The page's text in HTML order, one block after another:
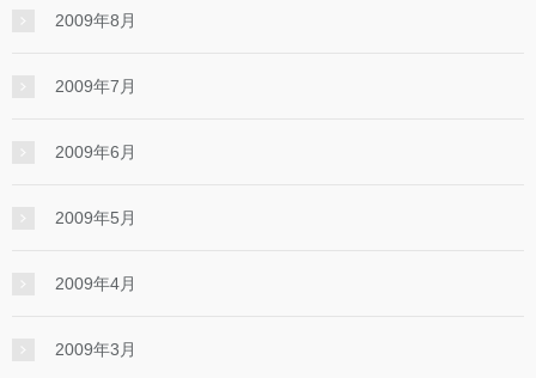
2009年8月
2009年7月
2009年6月
2009年5月
2009年4月
2009年3月